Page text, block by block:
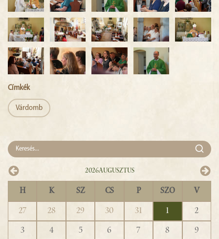
Címkék
Várdomb
2026Augusztus
H K SZ CS P SZO V
27 28 29 30 31 1
2
3
4 5 6 7 8
9